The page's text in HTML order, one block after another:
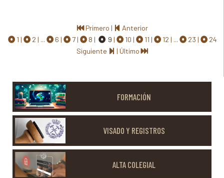
Primero |
Anterior
1
2 ... 6 7 8 9 10 11 12 ... 23
24
Siguiente
| Último
FORMACIÓN
VISADO Y REGISTROS
ALTA COLEGIAL